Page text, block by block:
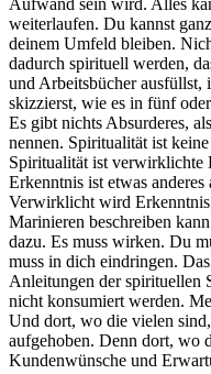
Aufwand sein wird. Alles
weiterlaufen. Du kannst
deinem Umfeld bleiben.
dadurch spirituell werden,
und Arbeitsbücher ausfüllst,
skizzierst, wie es in fünf
Es gibt nichts Absurderes,
nennen. Spiritualität ist
Spiritualität ist
Erkenntnis ist etwas
Verwirklicht wird Erkenntnis
Marinieren beschreiben
dazu. Es muss wirken. Du
muss in dich eindringen.
Anleitungen der spirituellen
nicht konsumiert werden.
Und dort, wo die vielen
aufgehoben. Denn dort, wo
Kundenwünsche und